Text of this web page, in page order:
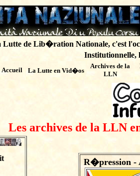
Lutte de Lib�ration Nationale, c'est
Institutionnelle,
Accueil La Lutte en Vid�os
Archives de la
LLN
Les archives de la LLN
R�pression -